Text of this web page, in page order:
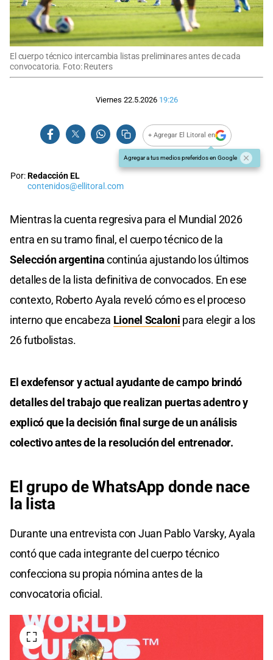
El cuerpo técnico intercambia listas preliminares antes de cada
convocatoria. Foto: Reuters
Viernes 22.5.2026 19:26
+ Agregar El Litoral en
Agregar a tus medios preferidos en Google
Por:Redacción EL
contenidos@ellitoral.com
Mientras la cuenta regresiva para el Mundial 2026
entra en su tramo final, el cuerpo técnico de la
Selección argentinacontinúa ajustando los últimos
detalles de la lista definitiva de convocados. En ese
contexto, Roberto Ayala reveló cómo es el proceso
interno que encabeza Lionel Scaloni para elegir a los
26 futbolistas.
El exdefensor y actual ayudante de campo brindó
detalles del trabajo que realizan puertas adentro y
explicó que la decisión final surge de un análisis
colectivo antes de la resolución del entrenador.
El grupo de WhatsApp donde nace
la lista
Durante una entrevista con Juan Pablo Varsky, Ayala
contó que cada integrante del cuerpo técnico
confecciona su propia nómina antes de la
convocatoria oficial.